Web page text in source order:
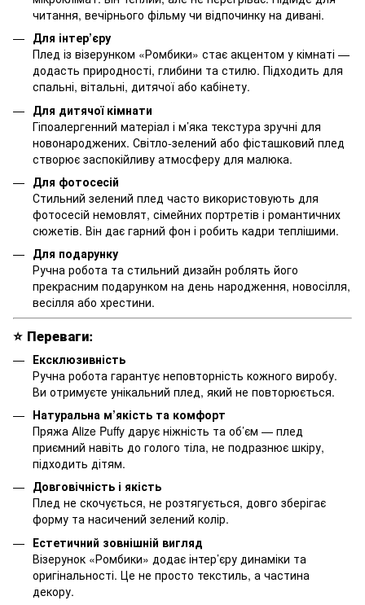
читання, вечірнього фільму чи відпочинку на дивані.
Для інтер’єру
Плед із візерунком «Ромбики» стає акцентом у кімнаті —
додасть природності, глибини та стилю. Підходить для
спальні, вітальні, дитячої або кабінету.
Для дитячої кімнати
Гіпоалергенний матеріал і м’яка текстура зручні для
новонароджених. Світло-зелений або фісташковий плед
створює заспокійливу атмосферу для малюка.
Для фотосесій
Стильний зелений плед часто використовують для
фотосесій немовлят, сімейних портретів і романтичних
сюжетів. Він дає гарний фон і робить кадри теплішими.
Для подарунку
Ручна робота та стильний дизайн роблять його
прекрасним подарунком на день народження, новосілля,
весілля або хрестини.
⭐ Переваги:
Ексклюзивність
Ручна робота гарантує неповторність кожного виробу.
Ви отримуєте унікальний плед, який не повторюється.
Натуральна м’якість та комфорт
Пряжа Alize Puffy дарує ніжність та об’єм — плед
приємний навіть до голого тіла, не подразнює шкіру,
підходить дітям.
Довговічність і якість
Плед не скочується, не розтягується, довго зберігає
форму та насичений зелений колір.
Естетичний зовнішній вигляд
Візерунок «Ромбики» додає інтер’єру динаміки та
оригінальності. Це не просто текстиль, а частина
декору.